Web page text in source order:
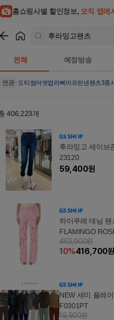
홈쇼핑사별 할인정보, 오직 앱에
전체 예정방송
연관 도티썸머셋업 라삐아프린넨팬츠3종
406,223개
후라밍고 세이브
23120
59,400원
하이쿠레 데님
FLAMINGO
463,000원
10%416,700원
NEW 세미 플레
F0301PT
19,900원